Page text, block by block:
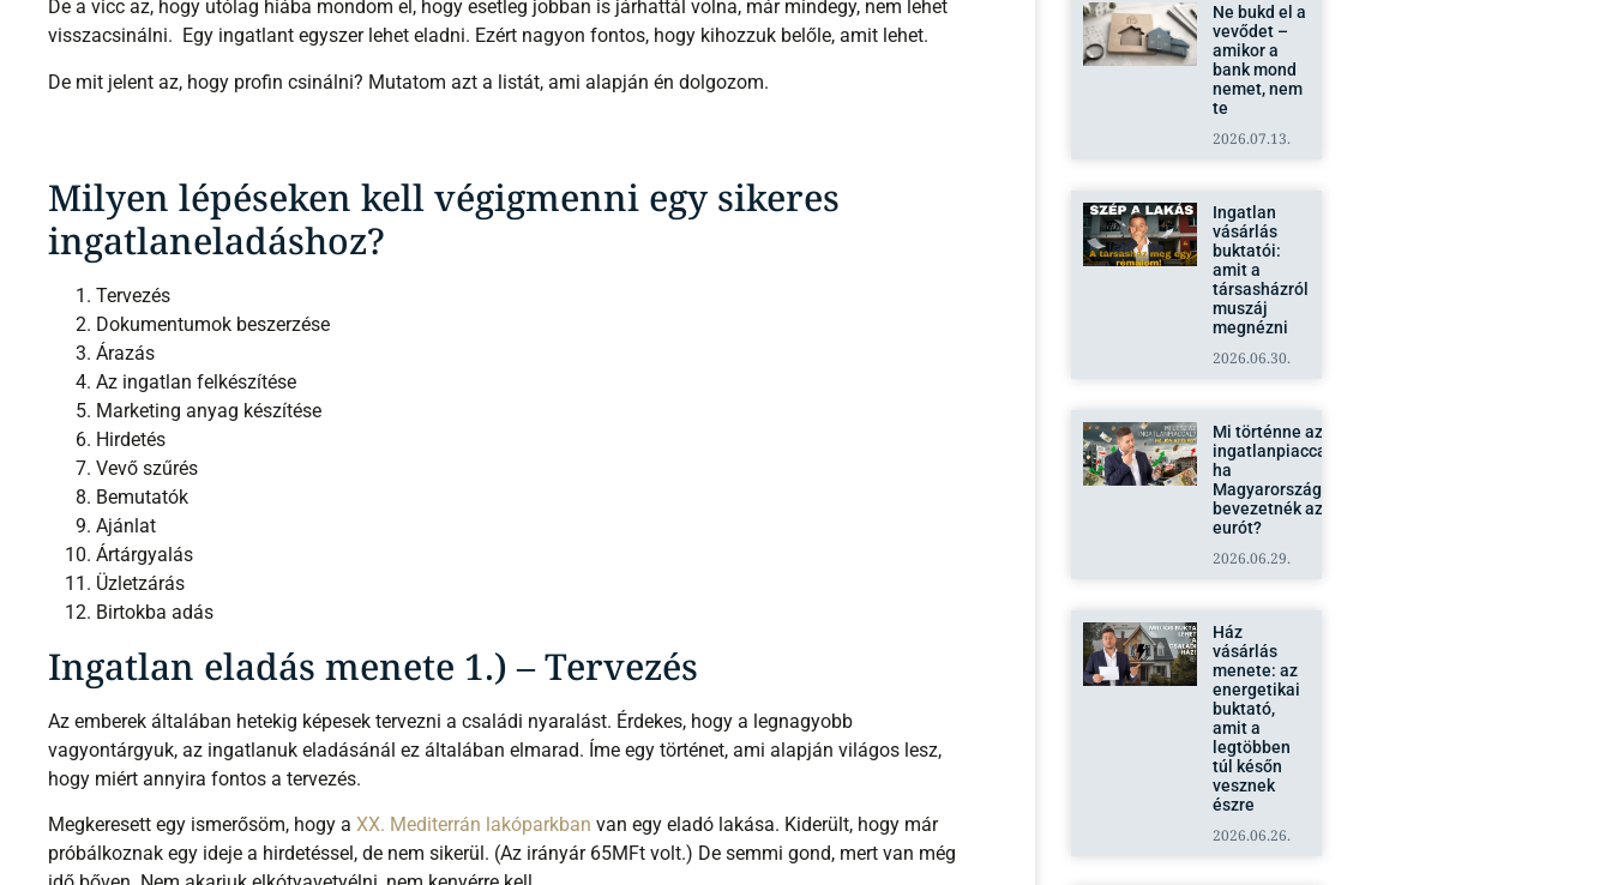
visszacsinálni. Egy ingatlant egyszer lehet eladni. Ezért nagyon fontos, hogy kihozzuk belőle, amit lehet.
De mit jelent az, hogy profin csinálni? Mutatom azt a listát, ami alapján én dolgozom.
ingatlaneladáshoz?
Tervezés
Dokumentumok beszerzése
Árazás
Az ingatlan felkészítése
Marketing anyag készítése
Hirdetés
Vevő szűrés
Bemutatók
Ajánlat
Ártárgyalás
Üzletzárás
Birtokba adás
Ingatlan eladás menete 1.) – Tervezés
Az emberek általában hetekig képesek tervezni a családi nyaralást. Érdekes, hogy a legnagyobb
vagyontárgyuk, az ingatlanuk eladásánál ez általában elmarad. Íme egy történet, ami alapján világos lesz,
hogy miért annyira fontos a tervezés.
Megkeresett egy ismerősöm, hogy a
próbálkoznak egy ideje a hirdetéssel, de nem sikerül. (Az irányár 65MFt volt.) De semmi gond, mert van még
idő bőven. Nem akarjuk elkótyavetyélni, nem kenyérre kell..
amikor a
bank mond
nemet, nem
te
2026.07.13.
vásárlás
buktatói:
amit a
társasházról
muszáj
megnézni
2026.06.30.
ingatlanpiaccal,
ha
Magyarországon
bevezetnék az
eurót?
2026.06.29.
vásárlás
menete: az
energetikai
buktató,
amit a
legtöbben
túl későn
vesznek
észre
2026.06.26.